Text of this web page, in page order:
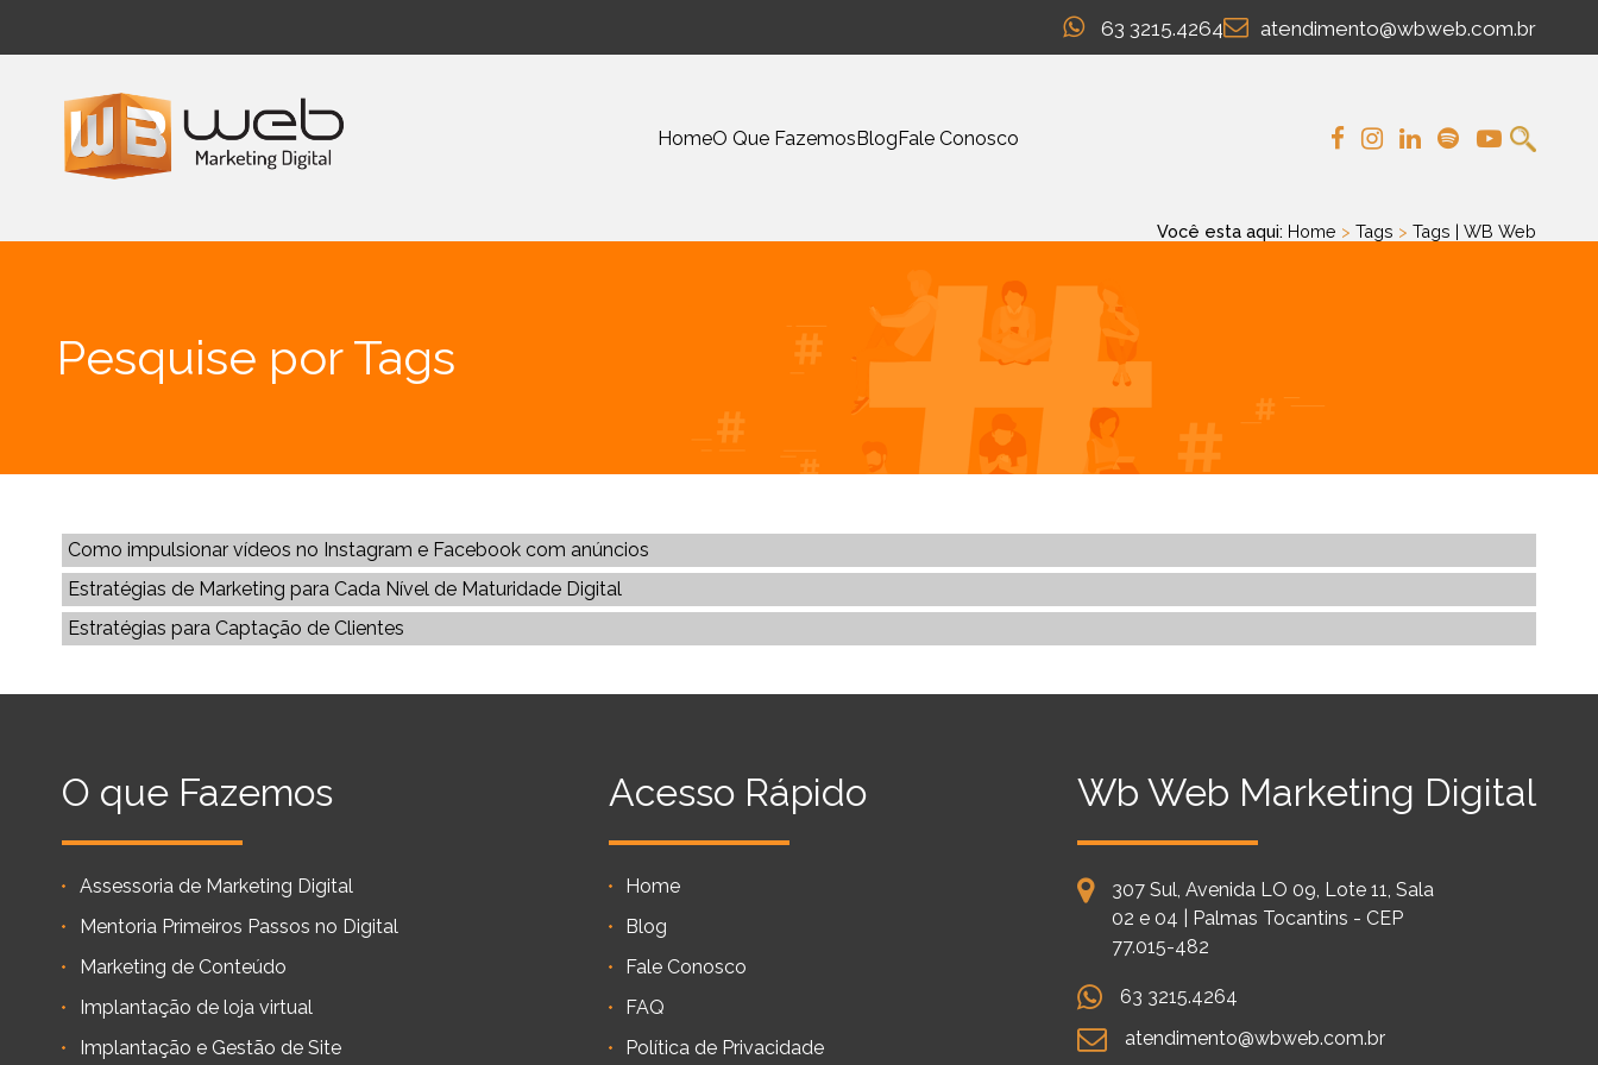
63 3215.4264 atendimento@wbweb.com.br
HomeO Que FazemosBlogFale Conosco
Você esta aqui: Home > Tags > Tags | WB Web
Pesquise por Tags
Como impulsionar vídeos no Instagram e Facebook com anúncios
Estratégias de Marketing para Cada Nível de Maturidade Digital
Estratégias para Captação de Clientes
O que Fazemos
Assessoria de Marketing Digital
Mentoria Primeiros Passos no Digital
Marketing de Conteúdo
Implantação de loja virtual
Implantação e Gestão de Site
Acesso Rápido
Home
Blog
Fale Conosco
FAQ
Política de Privacidade
Wb Web Marketing Digital
307 Sul, Avenida LO 09, Lote 11, Sala
02 e 04 | Palmas Tocantins - CEP
77.015-482
63 3215.4264
atendimento@wbweb.com.br